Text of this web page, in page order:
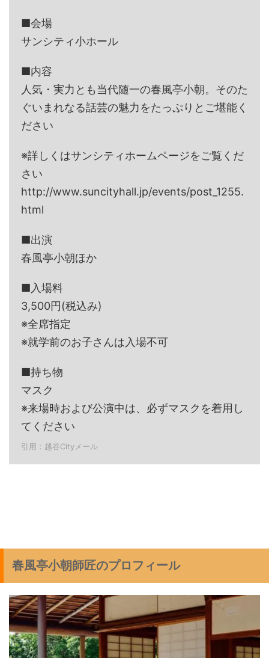
■会場
サンシティ小ホール
■内容
人気・実力とも当代随一の春風亭小朝。そのた
ぐいまれなる話芸の魅力をたっぷりとご堪能く
ださい
※詳しくはサンシティホームページをご覧くだ
さい
http://www.suncityhall.jp/events/post_1255.
html
■出演
春風亭小朝ほか
■入場料
3,500円(税込み)
※全席指定
※就学前のお子さんは入場不可
■持ち物
マスク
※来場時および公演中は、必ずマスクを着用し
てください
引用：越谷Cityメール
春風亭小朝師匠のプロフィール